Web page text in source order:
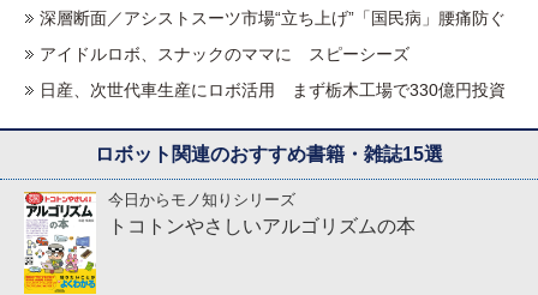
深層断面／アシストスーツ市場“立ち上げ”「国民病」腰痛防ぐ
アイドルロボ、スナックのママに スピーシーズ
日産、次世代車生産にロボ活用 まず栃木工場で330億円投資
ロボット関連のおすすめ書籍・雑誌15選
今日からモノ知りシリーズ
トコトンやさしいアルゴリズムの本